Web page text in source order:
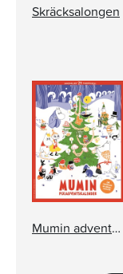
Skräcksalongen
Mumin adventskalender pixi